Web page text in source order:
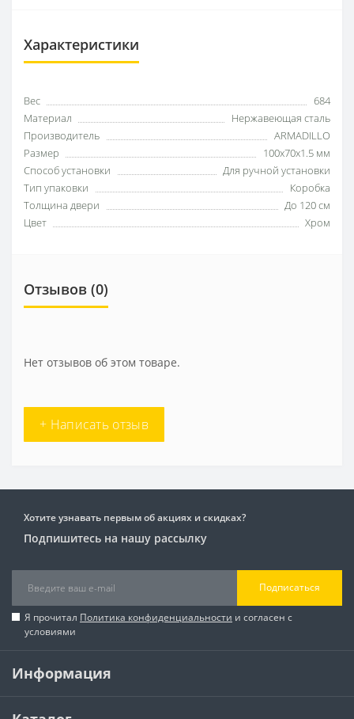
Характеристики
Вес
684
Материал
Нержавеющая сталь
Производитель
ARMADILLO
Размер
100х70х1.5 мм
Способ установки
Для ручной установки
Тип упаковки
Коробка
Толщина двери
До 120 см
Цвет
Хром
Отзывов (0)
Нет отзывов об этом товаре.
+ Написать отзыв
Хотите узнавать первым об акциях и скидках?
Подпишитесь на нашу рассылку
Подписаться
Я прочитал Политика конфиденциальности и согласен с
условиями
Информация